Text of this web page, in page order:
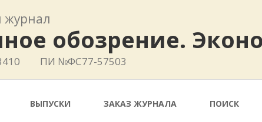
журнал
обозрение.
ПИ №ФС77-57503
ВЫПУСКИ ЗАКАЗ ЖУРНАЛА ПОИСК